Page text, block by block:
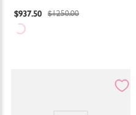
$937.50 $1250.00